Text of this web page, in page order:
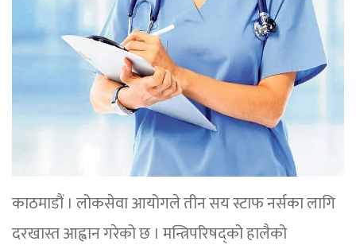
काठमाडौं । लोकसेवा आयोगले तीन सय स्टाफ नर्सका लागि
दरखास्त आह्वान गरेको छ । मन्त्रिपरिषद्को हालैको